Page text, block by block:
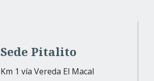
Sede Pitalito
Km 1 vía Vereda El Macal